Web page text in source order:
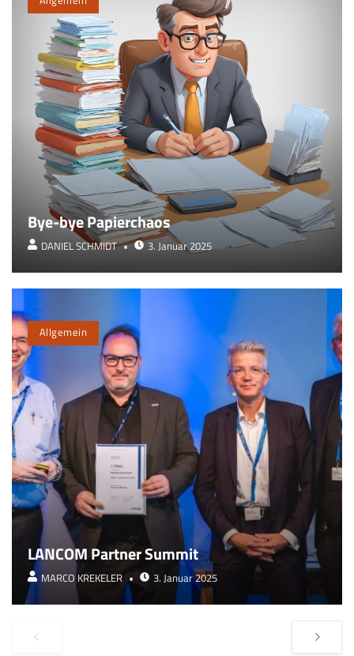
Bye-bye Papierchaos
DANIEL SCHMIDT 3. Januar 2025
Allgemein
LANCOM Partner Summit
MARCO KREKELER 3. Januar 2025